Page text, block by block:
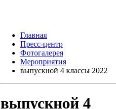
Главная
Пресс-центр
Фотогалерея
Мероприятия
выпускной 4 классы 2022
выпускной 4